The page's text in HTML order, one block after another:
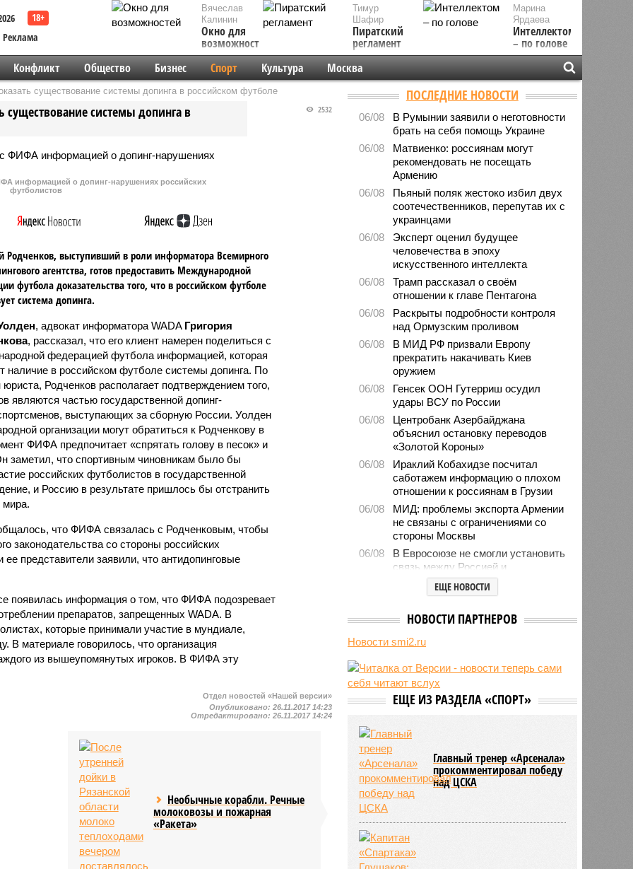
Реклама
Вячеслав
Калинин
Окно для
возможностей
Марина
Ярдаева
Интеллектом
– по голове
Тимур
Шафир
Пиратский
регламент
Конфликт Общество Бизнес Спорт Культура Москва
существование системы допинга в российском футболе
существование системы допинга в 2532
информацией о допинг-нарушениях российских
футболистов
Родченков, выступивший в роли информатора Всемирного
агентства, готов предоставить Международной
футбола доказательства того, что в российском футболе
система допинга.
, адвокат информатора WADA Григория
, рассказал, что его клиент намерен поделиться с
федерацией футбола информацией, которая
наличие в российском футболе системы допинга. По
Родченков располагает подтверждением того,
являются частью государственной допинг-
выступающих за сборную России. Уолден
организации могут обратиться к Родченкову в
ФИФА предпочитает «спрятать голову в песок» и
заметил, что спортивным чиновникам было бы
российских футболистов в государственной
и Россию в результате пришлось бы отстранить
мира.
что ФИФА связалась с Родченковым, чтобы
законодательства со стороны российских
представители заявили, что антидопинговые
появилась информация о том, что ФИФА подозревает
препаратов, запрещенных WADA. В
которые принимали участие в мундиале,
В материале говорилось, что организация
из вышеупомянутых игроков. В ФИФА эту
Отдел новостей «Нашей версии»
Опубликовано:26.11.2017 14:23
Отредактировано:26.11.2017 14:24
Необычные корабли. Речные
молоковозы и пожарная
«Ракета»
ПОСЛЕДНИЕ НОВОСТИ
06/08
В Румынии заявили о неготовности
брать на себя помощь Украине
06/08
Матвиенко: россиянам могут
рекомендовать не посещать
Армению
06/08
Пьяный поляк жестоко избил двух
соотечественников, перепутав их с
украинцами
06/08
Эксперт оценил будущее
человечества в эпоху
искусственного интеллекта
06/08
Трамп рассказал о своём
отношении к главе Пентагона
06/08
Раскрыты подробности контроля
над Ормузским проливом
06/08
В МИД РФ призвали Европу
прекратить накачивать Киев
оружием
06/08
Генсек ООН Гутерриш осудил
удары ВСУ по России
06/08
Центробанк Азербайджана
объяснил остановку переводов
«Золотой Короны»
06/08
Ираклий Кобахидзе посчитал
саботажем информацию о плохом
отношении к россиянам в Грузии
06/08
МИД: проблемы экспорта Армении
не связаны с ограничениями со
стороны Москвы
06/08
В Евросоюзе не смогли установить
связь между Россией и
миграционным кризисом в Сеуте
Ямпольская объяснила причины
ведущие вузы страны
06/08
Euractiv: закрытие границы с
экономики Финляндии
06/08
Минобрнауки осенью примет
решение о правилах приёма на
ЕЩЕ НОВОСТИ
НОВОСТИ ПАРТНЕРОВ
Новости smi2.ru
ЕЩЕ ИЗ РАЗДЕЛА «СПОРТ»
Главный тренер «Арсенала»
прокомментировал победу
над ЦСКА